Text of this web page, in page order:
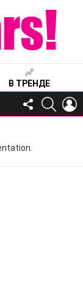
В ТРЕНДЕ
FOLLOW
US